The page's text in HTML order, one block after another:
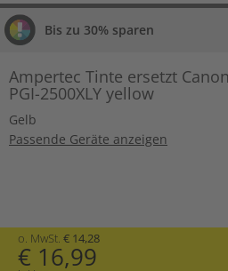
Bis zu 30% sparen
Ampertec Tinte ersetzt Canon
PGI-2500XLY yellow
Gelb
Passende Geräte anzeigen
o. MwSt. € 14,28
€ 16,99